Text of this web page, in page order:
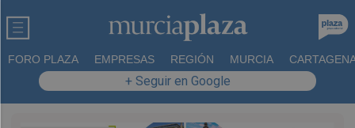
FORO PLAZA EMPRESAS REGIÓN MURCIA
+ Seguir en Google